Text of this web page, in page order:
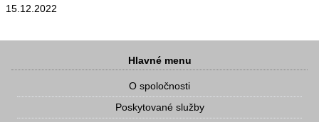
15.12.2022
Hlavné menu
O spoločnosti
Poskytované služby